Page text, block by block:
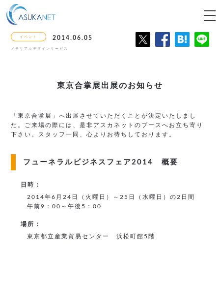
イベント 2014.06.05
メモリアルデザインサービス
東京合掌展出展のお知らせ
「東京合掌展」へ出展させていただくことが決定いたしまし
た。ご来場の際には、是非アスカネットのブースへお立ち寄り
下さい。スタッフ一同、心よりお待ちしております。
フューネラルビジネスフェア2014 概要
日時：
2014年6月24日（火曜日）～25日（水曜日）の2日間
午前9：00～午後5：00
場所：
東京都立産業貿易センター 浜松町館5階